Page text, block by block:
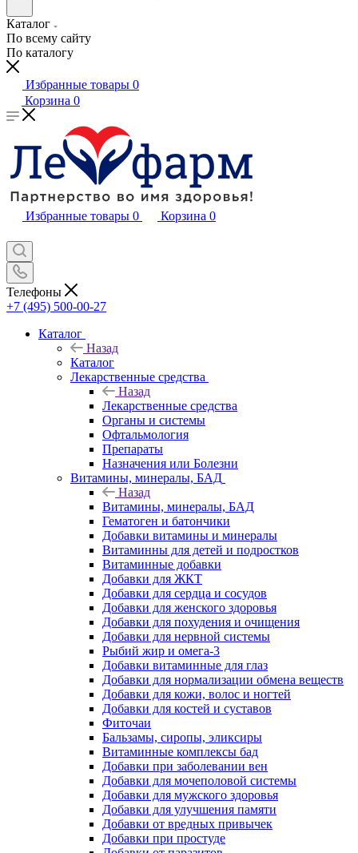
Каталог
По всему сайту
По каталогу
Избранные товары 0
Корзина 0
Избранные товары 0 Корзина 0
Телефоны
+7 (495) 500-00-27
Каталог
Назад
Каталог
Лекарственные средства
Назад
Лекарственные средства
Органы и системы
Офтальмология
Препараты
Назначения или Болезни
Витамины, минералы, БАД
Назад
Витамины, минералы, БАД
Гематоген и батончики
Добавки витамины и минералы
Витаминны для детей и подростков
Витаминные добавки
Добавки для ЖКТ
Добавки для сердца и сосудов
Добавки для женского здоровья
Добавки для похудения и очищения
Добавки для нервной системы
Рыбий жир и омега-3
Добавки витаминные для глаз
Добавки для нормализации обмена веществ
Добавки для кожи, волос и ногтей
Добавки для костей и суставов
Фиточаи
Бальзамы, сиропы, эликсиры
Витаминные комплексы бад
Добавки при заболевании вен
Добавки для мочеполовой системы
Добавки для мужского здоровья
Добавки для улучшения памяти
Добавки от вредных привычек
Добавки при простуде